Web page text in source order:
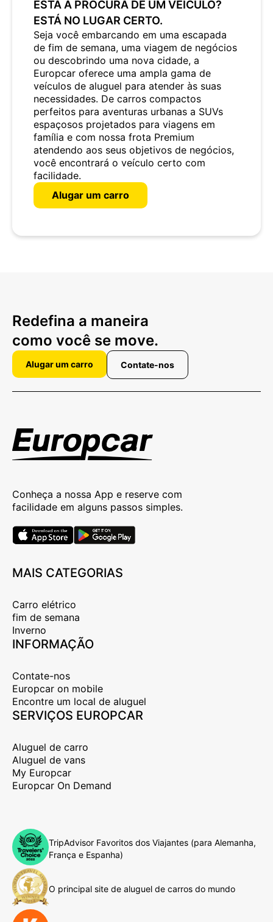
ESTÁ À PROCURA DE UM VEÍCULO?
ESTÁ NO LUGAR CERTO.
Seja você embarcando em uma escapada
de fim de semana, uma viagem de negócios
ou descobrindo uma nova cidade, a
Europcar oferece uma ampla gama de
veículos de aluguel para atender às suas
necessidades. De carros compactos
perfeitos para aventuras urbanas a SUVs
espaçosos projetados para viagens em
família e com nossa frota Premium
atendendo aos seus objetivos de negócios,
você encontrará o veículo certo com
facilidade.
Alugar um carro
Redefina a maneira
como você se move.
Alugar um carro Contate-nos
Conheça a nossa App e reserve com
facilidade em alguns passos simples.
MAIS CATEGORIAS
Carro elétrico
fim de semana
Inverno
INFORMAÇÃO
Contate-nos
Europcar on mobile
Encontre um local de aluguel
SERVIÇOS EUROPCAR
Aluguel de carro
Aluguel de vans
My Europcar
Europcar On Demand
TripAdvisor Favoritos dos Viajantes (para Alemanha,
França e Espanha)
O principal site de aluguel de carros do mundo